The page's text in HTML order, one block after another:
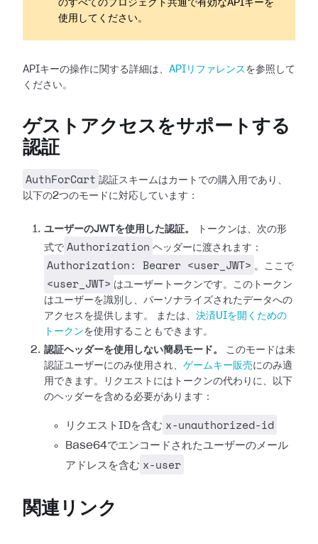
のすべてのプロジェクト共通で有効なAPIキーを
使用してください。
APIキーの操作に関する詳細は、 APIリファレンス を参照して
ください。
ゲストアクセスをサポートする
認証
AuthForCart 認証スキームはカートでの購入用であり、
以下の2つのモードに対応しています：
ユーザーのJWTを使用した認証。
トークンは、次の形
式で Authorization ヘッダーに渡されます：
Authorization: Bearer <user_JWT> 。ここで
<user_JWT> はユーザートークンです。このトークン
はユーザーを識別し、パーソナライズされたデータへの
アクセスを提供します。
または、 決済UIを開くための
トークンを使用することもできます。
認証ヘッダーを使用しない簡易モード。
このモードは未
認証ユーザーにのみ使用され、 ゲームキー販売にのみ適
用できます。リクエストにはトークンの代わりに、以下
のヘッダーを含める必要があります：
リクエストIDを含む x-unauthorized-id
Base64でエンコードされたユーザーのメール
アドレスを含む x-user
関連リンク